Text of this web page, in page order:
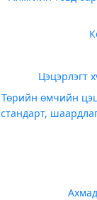
Цэцэрлэгт
Төрийн өмчийн
стандарт,